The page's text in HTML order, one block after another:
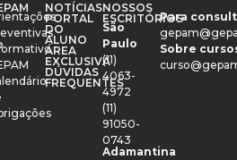
NOTÍCIAS
PORTAL
DO
ALUNO
ÁREA
EXCLUSIVA
DÚVIDAS
FREQUENTES
NOSSOS
ESCRITÓRIOS
São
Paulo
(11)
4063-
4972
(11)
91050-
0743
Adamantina
Para
Sobre